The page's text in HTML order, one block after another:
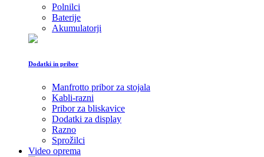
Polnilci
Baterije
Akumulatorji
Dodatki in pribor
Manfrotto pribor za stojala
Kabli-razni
Pribor za bliskavice
Dodatki za display
Razno
Sprožilci
Video oprema